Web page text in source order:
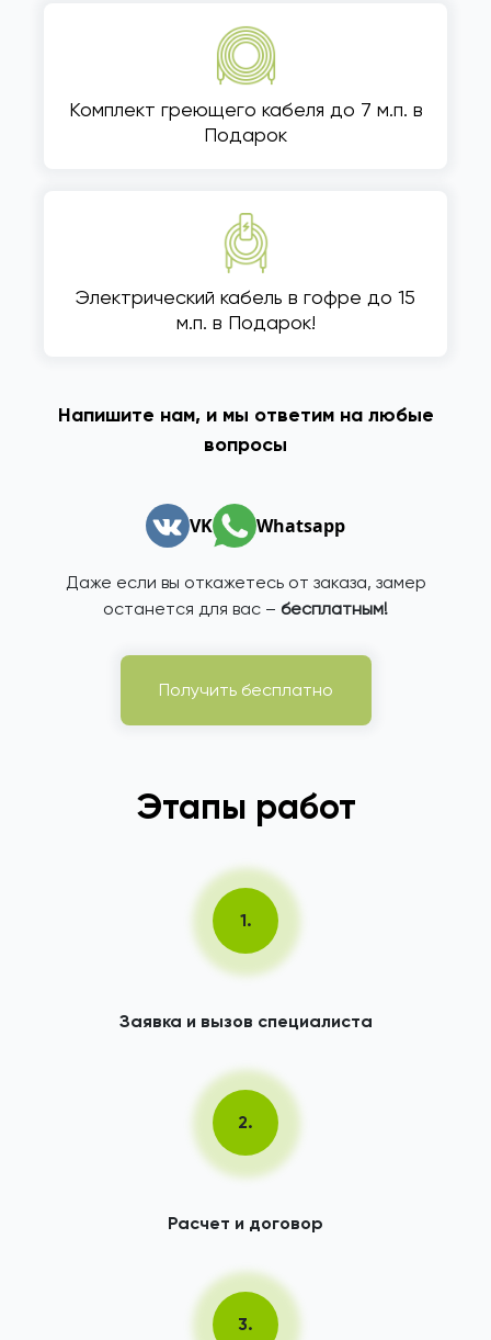
Комплект греющего кабеля до 7 м.п. в
Подарок
Электрический кабель в гофре до 15
м.п. в Подарок!
Напишите нам, и мы ответим на любые
вопросы
VK Whatsapp
Даже если вы откажетесь от заказа, замер
останется для вас – бесплатным!
Получить бесплатно
Этапы работ
1.
Заявка и вызов специалиста
2.
Расчет и договор
3.